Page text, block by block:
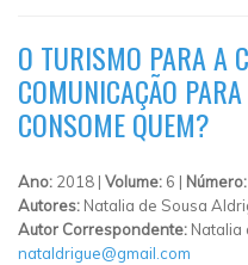
O TURISMO PARA A
COMUNICAÇÃO
CONSOME QUEM?
Ano: 2018 | Volume: 6 | Número:
Autores: Natalia de Sousa
Autor Correspondente: Natalia
nataldrigue@gmail.com